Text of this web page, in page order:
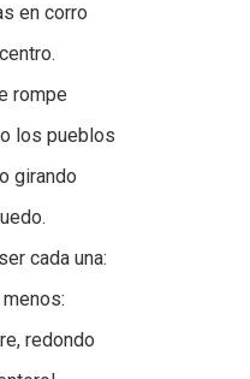
en corro
rompe
los pueblos
girando
cada una:
redondo